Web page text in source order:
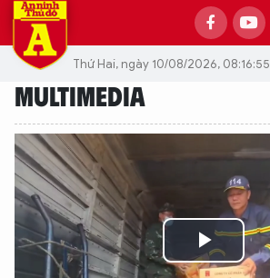
Thứ Hai, ngày 10/08/2026, 08:16:55
MULTIMEDIA
Play